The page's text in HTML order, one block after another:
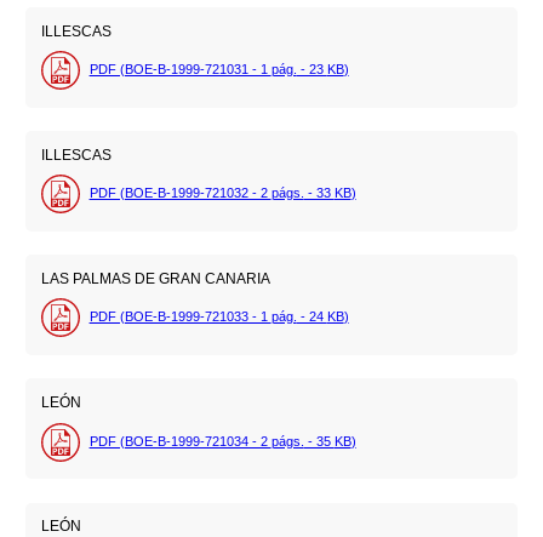
ILLESCAS
PDF (BOE-B-1999-721031 - 1 pág. - 23 KB)
ILLESCAS
PDF (BOE-B-1999-721032 - 2 págs. - 33 KB)
LAS PALMAS DE GRAN CANARIA
PDF (BOE-B-1999-721033 - 1 pág. - 24 KB)
LEÓN
PDF (BOE-B-1999-721034 - 2 págs. - 35 KB)
LEÓN